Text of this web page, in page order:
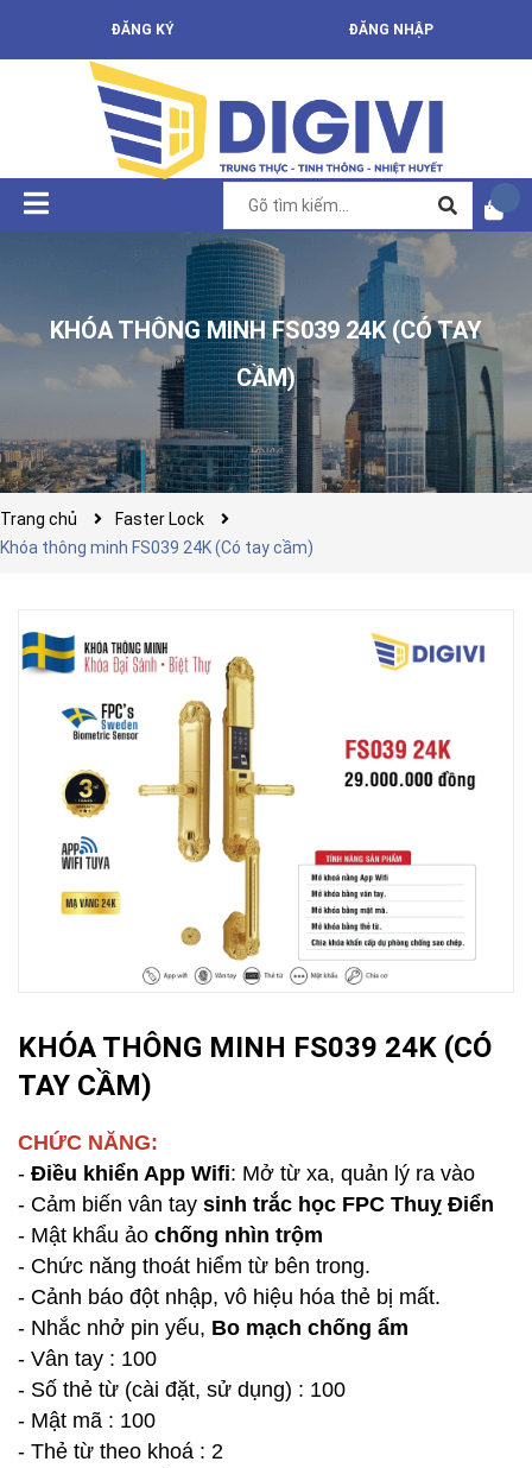
ĐĂNG KÝ ĐĂNG NHẬP
KHÓA THÔNG MINH FS039 24K (CÓ TAY
CẦM)
Trang chủ
Faster Lock
Khóa thông minh FS039 24K (Có tay cầm)
KHÓA THÔNG MINH FS039 24K (CÓ
TAY CẦM)
CHỨC NĂNG:
- Điều khiển App Wifi: Mở từ xa, quản lý ra vào
- Cảm biến vân tay sinh trắc học FPC Thuỵ Điển
- Mật khẩu ảo chống nhìn trộm
- Chức năng thoát hiểm từ bên trong.
- Cảnh báo đột nhập, vô hiệu hóa thẻ bị mất.
- Nhắc nhở pin yếu, Bo mạch chống ẩm
- Vân tay : 100
- Số thẻ từ (cài đặt, sử dụng) : 100
- Mật mã : 100
- Thẻ từ theo khoá : 2